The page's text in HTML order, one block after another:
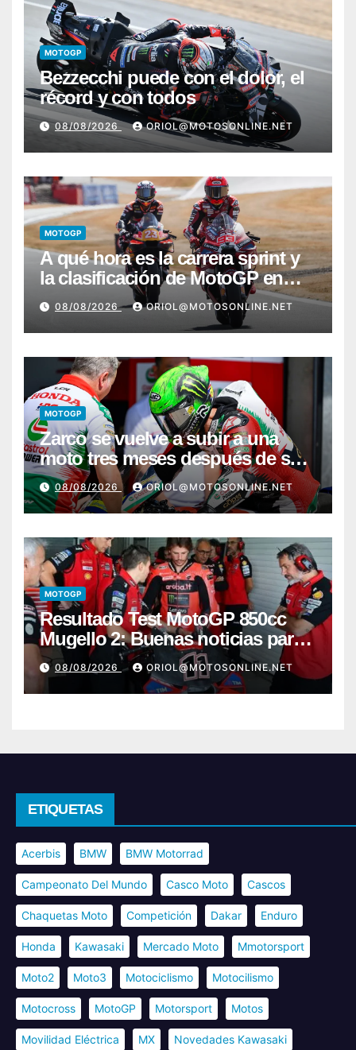
MOTOGP
Bezzecchi puede con el dolor, el
récord y con todos
08/08/2026 ORIOL@MOTOSONLINE.NET
MOTOGP
A qué hora es la carrera sprint y
la clasificación de MotoGP en
Silverstone
08/08/2026 ORIOL@MOTOSONLINE.NET
MOTOGP
Zarco se vuelve a subir a una
moto tres meses después de su
grave lesión
08/08/2026 ORIOL@MOTOSONLINE.NET
MOTOGP
Resultado Test MotoGP 850cc
Mugello 2: Buenas noticias para
Márquez y Acosta
08/08/2026 ORIOL@MOTOSONLINE.NET
ETIQUETAS
Acerbis BMW BMW Motorrad
Campeonato Del Mundo Casco Moto Cascos
Chaquetas Moto Competición Dakar Enduro
Honda Kawasaki Mercado Moto Mmotorsport
Moto2 Moto3 Motociclismo Motocilismo
Motocross MotoGP Motorsport Motos
Movilidad Eléctrica MX Novedades Kawasaki